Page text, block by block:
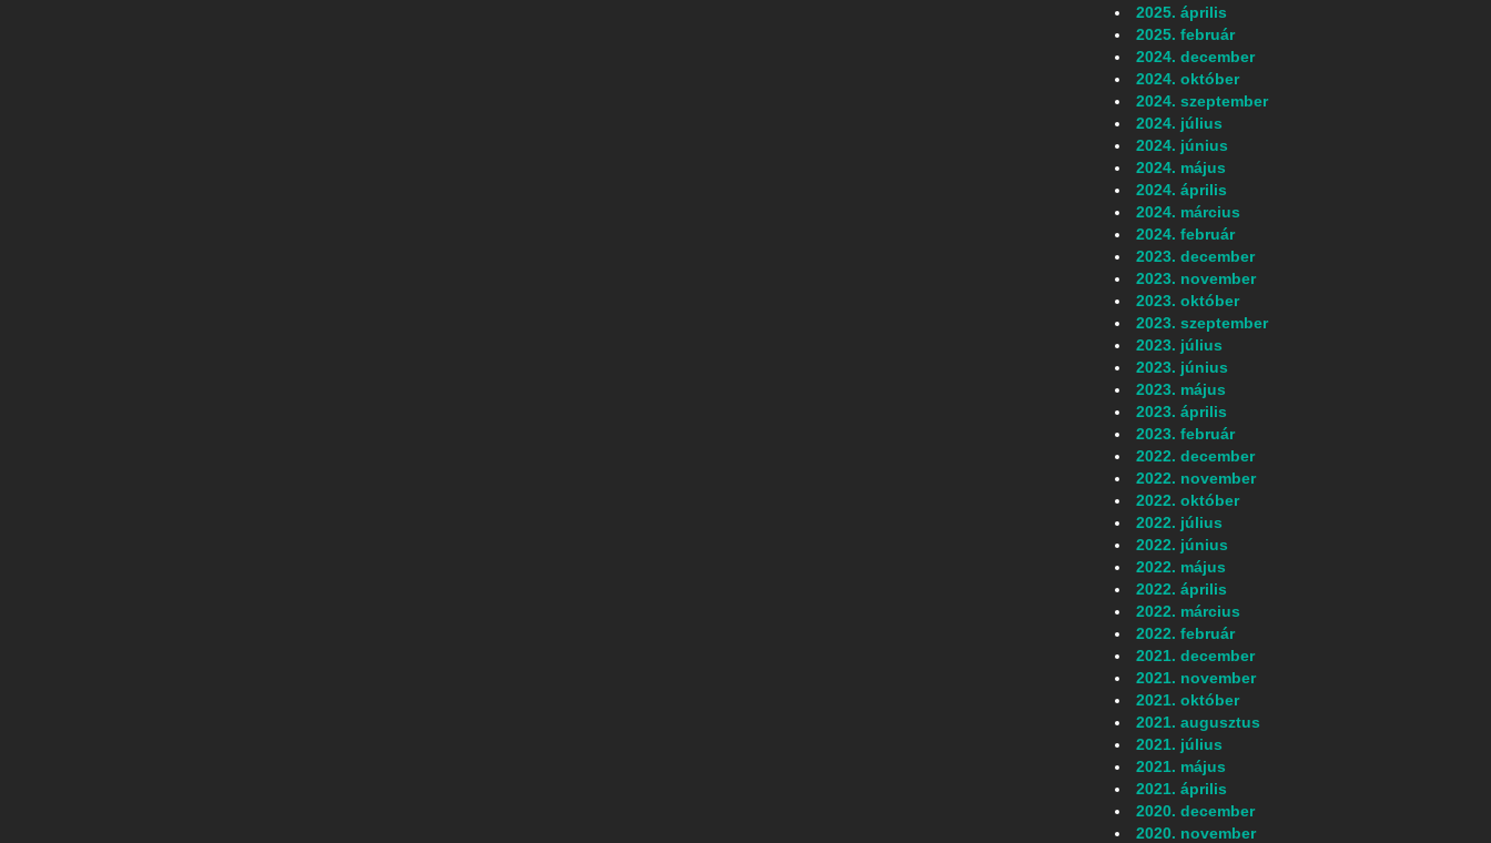
2025. április
2025. február
2024. december
2024. október
2024. szeptember
2024. július
2024. június
2024. május
2024. április
2024. március
2024. február
2023. december
2023. november
2023. október
2023. szeptember
2023. július
2023. június
2023. május
2023. április
2023. február
2022. december
2022. november
2022. október
2022. július
2022. június
2022. május
2022. április
2022. március
2022. február
2021. december
2021. november
2021. október
2021. augusztus
2021. július
2021. május
2021. április
2020. december
2020. november